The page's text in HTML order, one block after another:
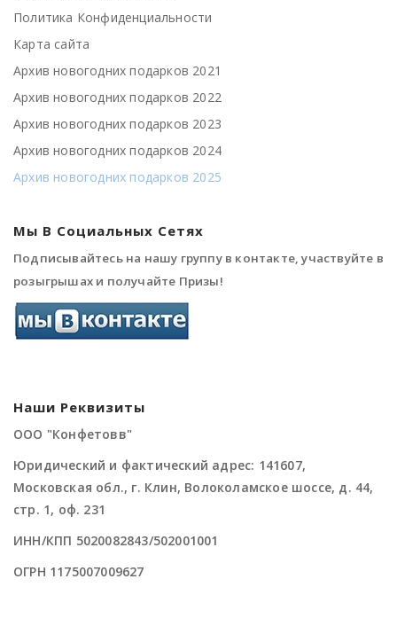
Политика Конфиденциальности
Карта сайта
Архив новогодних подарков 2021
Архив новогодних подарков 2022
Архив новогодних подарков 2023
Архив новогодних подарков 2024
Архив новогодних подарков 2025
Мы В Социальных Сетях
Подписывайтесь на нашу группу в контакте, участвуйте в
розыгрышах и получайте Призы!
Наши Реквизиты
ООО "Конфетовв"
Юридический и фактический адрес: 141607,
Московская обл., г. Клин, Волоколамское шоссе, д. 44,
стр. 1, оф. 231
ИНН/КПП 5020082843/502001001
ОГРН 1175007009627